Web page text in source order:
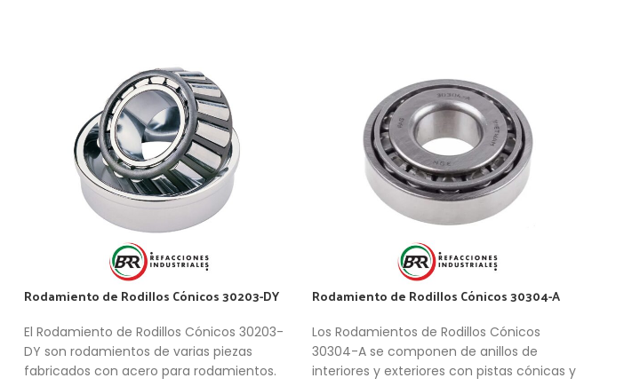
Rodamiento de Rodillos Cónicos 30203-DY
El Rodamiento de Rodillos Cónicos 30203-
DY son rodamientos de varias piezas
fabricados con acero para rodamientos.
Rodamiento de Rodillos Cónicos 30304-A
Los Rodamientos de Rodillos Cónicos
30304-A se componen de anillos de
interiores y exteriores con pistas cónicas y